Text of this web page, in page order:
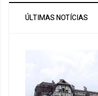
ÚLTIMAS NOTÍCIAS